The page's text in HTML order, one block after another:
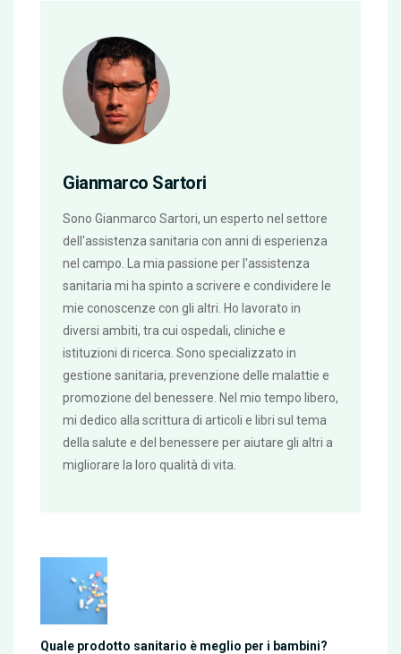
Gianmarco Sartori
Sono Gianmarco Sartori, un esperto nel settore
dell'assistenza sanitaria con anni di esperienza
nel campo. La mia passione per l'assistenza
sanitaria mi ha spinto a scrivere e condividere le
mie conoscenze con gli altri. Ho lavorato in
diversi ambiti, tra cui ospedali, cliniche e
istituzioni di ricerca. Sono specializzato in
gestione sanitaria, prevenzione delle malattie e
promozione del benessere. Nel mio tempo libero,
mi dedico alla scrittura di articoli e libri sul tema
della salute e del benessere per aiutare gli altri a
migliorare la loro qualità di vita.
Quale prodotto sanitario è meglio per i bambini?